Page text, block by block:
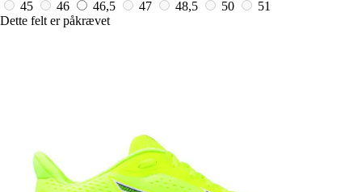
45 46 46,5 47 48,5 50
51
Dette felt er påkrævet